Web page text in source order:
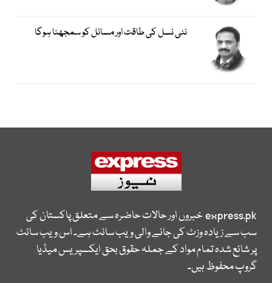
نئی نسل کی طاقت اور مسائل کو سمجھنا ہوگا
express.pkخبروں اور حالات حاضرہ سے متعلق پاکستان کی
سب سے زیادہ وزٹ کی جانے والی ویب سائٹ ہے۔ اس ویب سائٹ
پر شائع شدہ تمام مواد کے جملہ حقوق بحق ایکسپریس میڈیا
گروپ محفوظ ہیں۔